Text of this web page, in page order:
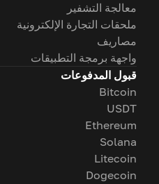
معالجة التشفير
ملحقات التجارة الإلكترونية
مصاريف
واجهة برمجة التطبيقات
قبول المدفوعات
Bitcoin
USDT
Ethereum
Solana
Litecoin
Dogecoin